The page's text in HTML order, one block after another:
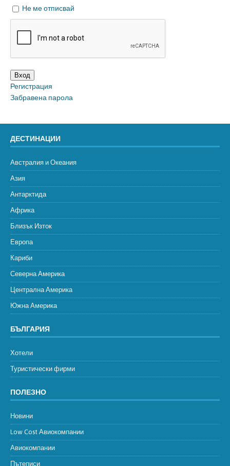
Не ме отписвай
Вход
Регистрация
Забравена парола
ДЕСТИНАЦИИ
Австралия и Океания
Азия
Антарктида
Африка
Близък Изток
Европа
Кариби
Северна Америка
Централна Америка
Южна Америка
БЪЛГАРИЯ
Хотели
Туристически фирми
ПОЛЕЗНО
Новини
Low Cost Авиокомпании
Авиокомпании
Пътеписи